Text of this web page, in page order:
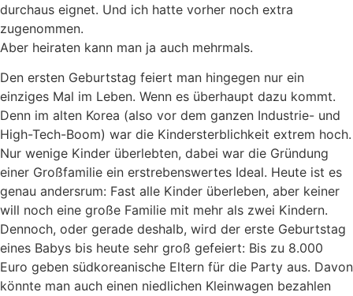
durchaus eignet. Und ich hatte vorher noch extra
zugenommen.
Aber heiraten kann man ja auch mehrmals.
Den ersten Geburtstag feiert man hingegen nur ein
einziges Mal im Leben. Wenn es überhaupt dazu kommt.
Denn im alten Korea (also vor dem ganzen Industrie- und
High-Tech-Boom) war die Kindersterblichkeit extrem hoch.
Nur wenige Kinder überlebten, dabei war die Gründung
einer Großfamilie ein erstrebenswertes Ideal. Heute ist es
genau andersrum: Fast alle Kinder überleben, aber keiner
will noch eine große Familie mit mehr als zwei Kindern.
Dennoch, oder gerade deshalb, wird der erste Geburtstag
eines Babys bis heute sehr groß gefeiert: Bis zu 8.000
Euro geben südkoreanische Eltern für die Party aus. Davon
könnte man auch einen niedlichen Kleinwagen bezahlen